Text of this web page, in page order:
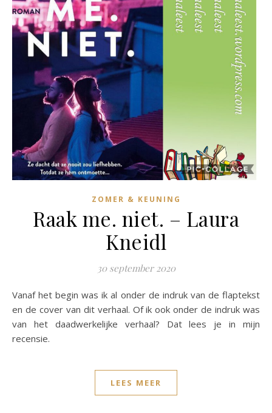
ZOMER & KEUNING
Raak me. niet. – Laura
Kneidl
30 september 2020
Vanaf het begin was ik al onder de indruk van de flaptekst
en de cover van dit verhaal. Of ik ook onder de indruk was
van het daadwerkelijke verhaal? Dat lees je in mijn
recensie.
LEES MEER